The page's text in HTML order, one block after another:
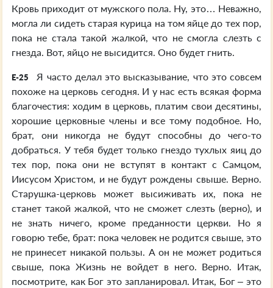
Кровь приходит от мужского пола. Ну, это… Неважно,
могла ли сидеть старая курица на том яйце до тех пор,
пока не стала такой жалкой, что не смогла слезть с
гнезда. Вот, яйцо не высидится. Оно будет гнить.
E-25
Я часто делал это высказывание, что это совсем
похоже на церковь сегодня. И у нас есть всякая форма
благочестия: ходим в церковь, платим свои десятины,
хорошие церковные члены и все тому подобное. Но,
брат, они никогда не будут способны до чего-то
добраться. У тебя будет только гнездо тухлых яиц до
тех пор, пока они не вступят в контакт с Самцом,
Иисусом Христом, и не будут рождены свыше. Верно.
Старушка-церковь может высиживать их, пока не
станет такой жалкой, что не сможет слезть (верно), и
не знать ничего, кроме преданности церкви. Но я
говорю тебе, брат: пока человек не родится свыше, это
не принесет никакой пользы. А он не может родиться
свыше, пока Жизнь не войдет в него. Верно. Итак,
посмотрите, как Бог это запланировал. Итак, Бог – это